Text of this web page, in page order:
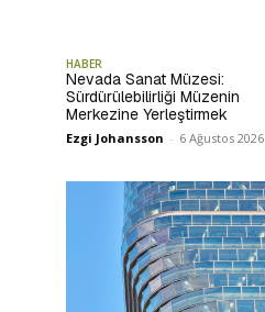
HABER
Nevada Sanat Müzesi:
Sürdürülebilirliği Müzenin
Merkezine Yerleştirmek
Ezgi Johansson - 6 Ağustos 2026